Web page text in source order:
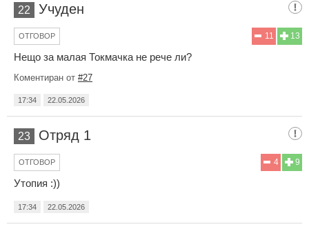
22 Учуден
13
11
ОТГОВОР
Нещо за малая Токмачка не рече ли?
Коментиран от #27
17:34 22.05.2026
23 Отряд 1
9
4
ОТГОВОР
Утопия :))
17:34 22.05.2026